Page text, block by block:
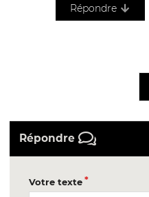
Répondre
Répondre
Votre texte